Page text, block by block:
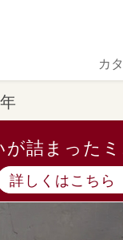
カ
が詰まった
詳しくはこちら